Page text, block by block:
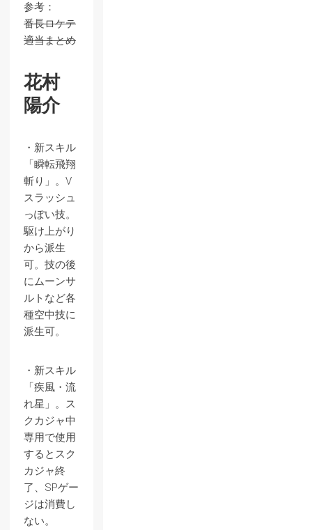
参考：
番長ロケテ
適当まとめ
花村
陽介
・新スキル
「瞬転飛翔
斬り」。V
スラッシュ
っぽい技。
駆け上がり
から派生
可。技の後
にムーンサ
ルトなど各
種空中技に
派生可。
・新スキル
「疾風・流
れ星」。ス
クカジャ中
専用で使用
するとスク
カジャ終
了、SPゲー
ジは消費し
ない。